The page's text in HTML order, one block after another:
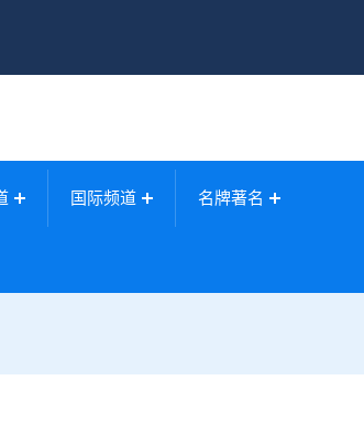
国际频道 名牌著名